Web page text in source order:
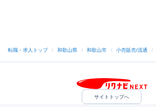
転職・求人トップ / 和歌山県 / 和歌山市 / 小売販売/流通 /
サイトトップへ